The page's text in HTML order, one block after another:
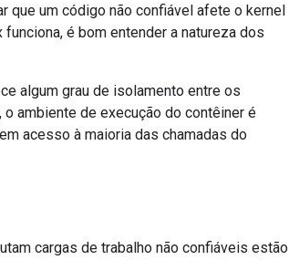
que um código não confiável afete o kernel
é bom entender a natureza dos
algum grau de isolamento entre os
ambiente de execução do contêiner é
acesso à maioria das chamadas do
cargas de trabalho não confiáveis estão